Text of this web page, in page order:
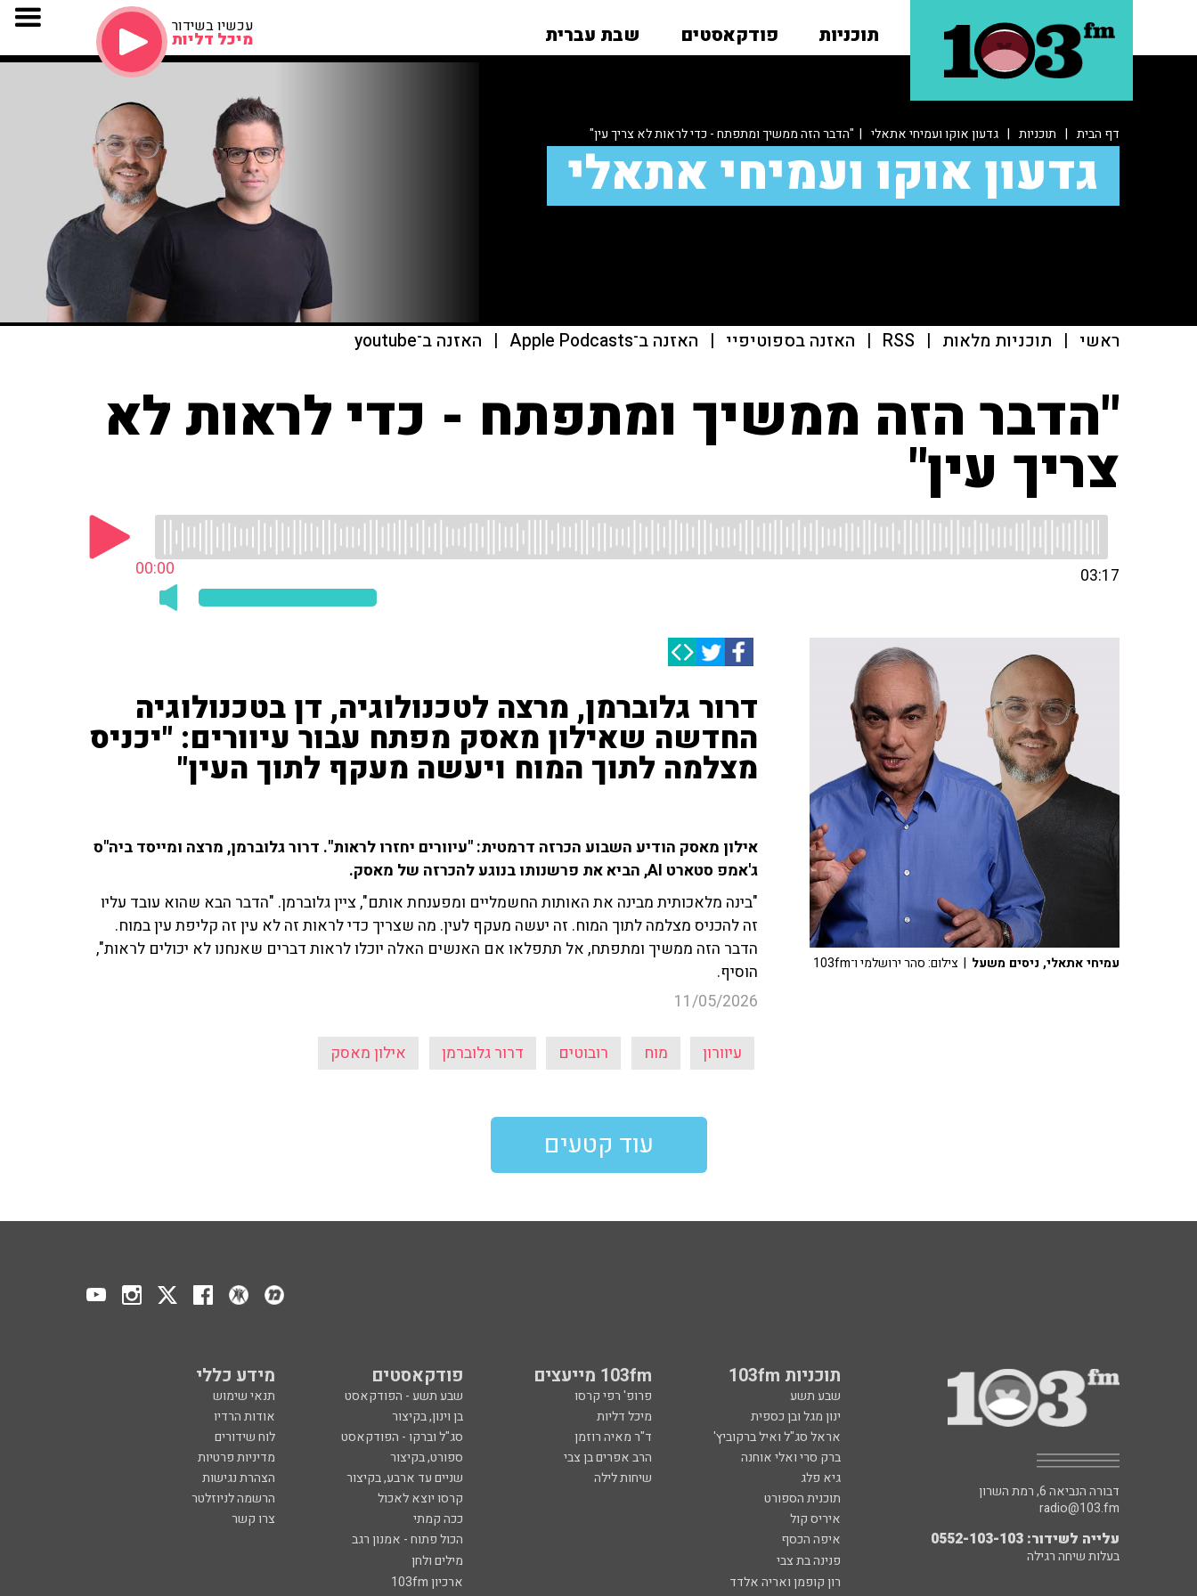
תוכניות פודקאסטים שבת עברית עכשיו בשידור
מיכל דליות
דף הבית | תוכניות | גדעון אוקו ועמיחי אתאלי | "הדבר הזה ממשיך ומתפתח - כדי לראות לא צריך עין"
גדעון אוקו ועמיחי אתאלי
ראשי | תוכניות מלאות |
RSS
| האזנה בספוטיפיי | האזנה ב־Apple Podcasts | האזנה ב־youtube
"הדבר הזה ממשיך ומתפתח - כדי לראות לא
צריך עין"
00:00 03:17
דרור גלוברמן, מרצה לטכנולוגיה, דן בטכנולוגיה
החדשה שאילון מאסק מפתח עבור עיוורים: "יכניס
מצלמה לתוך המוח ויעשה מעקף לתוך העין"
אילון מאסק הודיע השבוע הכרזה דרמטית: "עיוורים יחזרו לראות". דרור גלוברמן, מרצה ומייסד ביה"ס
ג'אמפ סטארט AI, הביא את פרשנותו בנוגע להכרזה של מאסק.
"בינה מלאכותית מבינה את האותות החשמליים ומפענחת אותם", ציין גלוברמן. "הדבר הבא שהוא עובד עליו
זה להכניס מצלמה לתוך המוח. זה יעשה מעקף לעין. מה שצריך כדי לראות זה לא עין זה קליפת עין במוח.
הדבר הזה ממשיך ומתפתח, אל תתפלאו אם האנשים האלה יוכלו לראות דברים שאנחנו לא יכולים לראות",
הוסיף.
11/05/2026
עיוורון מוח רובוטים דרור גלוברמן אילון מאסק
עמיחי אתאלי, ניסים משעל | צילום: סהר ירושלמי ו־103fm
עוד קטעים
תוכניות 103fm 103fm מייעצים פודקאסטים מידע כללי
שבע תשע פרופ' רפי קרסו שבע תשע - הפודקאסט
תנאי שימוש
ינון מגל ובן כספית
מיכל דליות בן וינון, בקיצור
אודות הרדיו
אראל סג"ל ואיל ברקוביץ'
ד"ר מאיה רוזמן סג"ל וברקו - הפודקאסט
לוח שידורים
ברק סרי ואלי אוחנה
הרב אפרים בן צבי ספורט, בקיצור
מדיניות פרטיות
גיא פלג
שיחות לילה שניים עד ארבע, בקיצור
הצהרת נגישות
תוכנית הספורט
קרסו יוצא לאכול
הרשמה לניוזלטר
איריס קול
ככה קמתי
צרו קשר
איפה הכסף
הכול פתוח - אמנון רגב
פנינה בת צבי
מילים ולחן
רון קופמן ואריה אלדד
ארכיון 103fm
דבורה הנביאה 6, רמת השרון
radio@103.fm
עלייה לשידור: 0552-103-103
בעלות שיחה רגילה